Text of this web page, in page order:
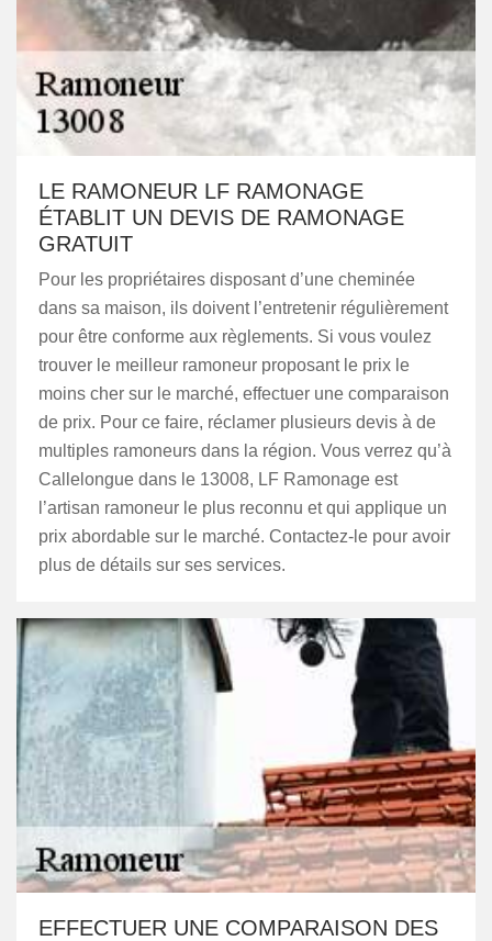
LE RAMONEUR LF RAMONAGE
ÉTABLIT UN DEVIS DE RAMONAGE
GRATUIT
Pour les propriétaires disposant d’une cheminée
dans sa maison, ils doivent l’entretenir régulièrement
pour être conforme aux règlements. Si vous voulez
trouver le meilleur ramoneur proposant le prix le
moins cher sur le marché, effectuer une comparaison
de prix. Pour ce faire, réclamer plusieurs devis à de
multiples ramoneurs dans la région. Vous verrez qu’à
Callelongue dans le 13008, LF Ramonage est
l’artisan ramoneur le plus reconnu et qui applique un
prix abordable sur le marché. Contactez-le pour avoir
plus de détails sur ses services.
EFFECTUER UNE COMPARAISON DES